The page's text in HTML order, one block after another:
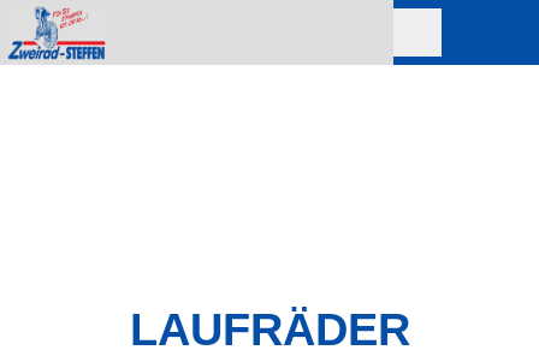
LAUFRÄDER